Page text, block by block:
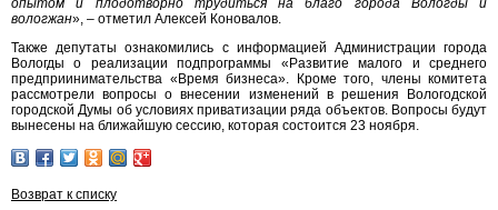
опытом и плодотворно трудиться на благо города Вологды и
вологжан», – отметил Алексей Коновалов.
Также депутаты ознакомились с информацией Администрации города
Вологды о реализации подпрограммы «Развитие малого и среднего
предприинимательства «Время бизнеса». Кроме того, члены комитета
рассмотрели вопросы о внесении изменений в решения Вологодской
городской Думы об условиях приватизации ряда объектов. Вопросы будут
вынесены на ближайшую сессию, которая состоится 23 ноября.
Возврат к списку